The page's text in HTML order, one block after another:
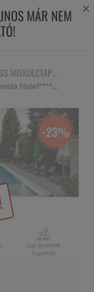
MÁR NEM ×
NÉGYCSILLAGOS NYÁRI WELLNESS MISKOLCTAPOLCÁN!
Calimbra Wellness és Konferencia Hotel****superior
-23%
Egy gyermek
ingyenes